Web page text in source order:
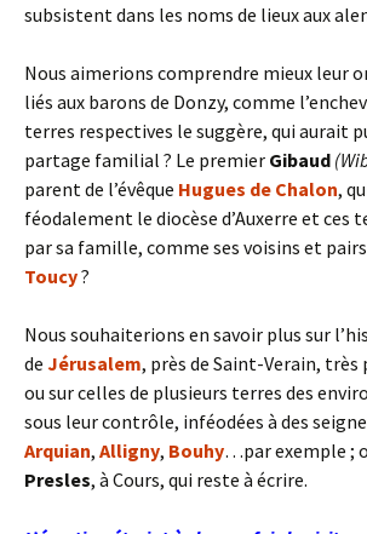
subsistent dans les noms de lieux aux
Nous aimerions comprendre mieux leur
liés aux barons de Donzy, comme
terres respectives le suggère, qui aurait
partage familial ? Le premier Gibaud
parent de l’évêque Hugues de Chalon,
féodalement le diocèse d’Auxerre et ces
par sa famille, comme ses voisins et
Toucy?
Nous souhaiterions en savoir plus sur
de Jérusalem, près de Saint-Verain, très
ou sur celles de plusieurs terres des
sous leur contrôle, inféodées à des
Arquian, Alligny, Bouhy…par exemple ;
Presles, à Cours, qui reste à écrire.